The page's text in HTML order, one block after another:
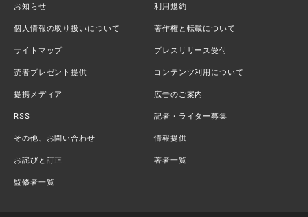
お知らせ 利用規約
個人情報の取り扱いについて 著作権と転載について
サイトマップ プレスリリース受付
読者プレゼント提供 コンテンツ利用について
提携メディア 広告のご案内
RSS 記者・ライター募集
その他、お問い合わせ 情報提供
お詫びと訂正 著者一覧
監修者一覧